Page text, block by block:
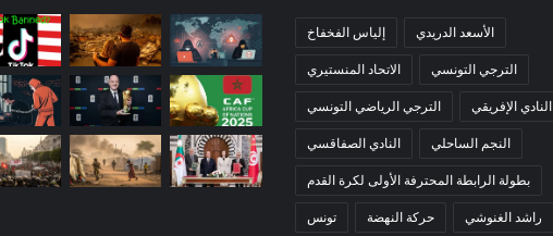
إلياس الفخفاخ الأسعد الدريدي
الاتحاد المنستيري الترجي التونسي
الترجي الرياضي التونسي النادي الإفريقي
النادي الصفاقسي النجم الساحلي
بطولة الرابطة المحترفة الأولى لكرة القدم
تونس حركة النهضة راشد الغنوشي